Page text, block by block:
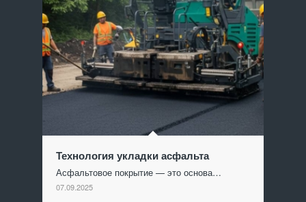
Технология укладки асфальта
Асфальтовое покрытие — это основа…
07.09.2025